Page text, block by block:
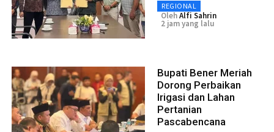
REGIONAL
OlehAlfi Sahrin
2 jam yang lalu
Bupati Bener Meriah
Dorong Perbaikan
Irigasi dan Lahan
Pertanian
Pascabencana